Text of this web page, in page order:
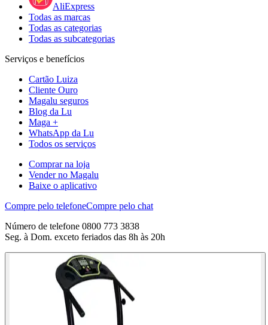
AliExpress
Todas as marcas
Todas as categorias
Todas as subcategorias
Serviços e benefícios
Cartão Luiza
Cliente Ouro
Magalu seguros
Blog da Lu
Maga +
WhatsApp da Lu
Todos os serviços
Comprar na loja
Vender no Magalu
Baixe o aplicativo
Compre pelo telefoneCompre pelo chat
Número de telefone 0800 773 3838
Seg. à Dom. exceto feriados das 8h às 20h